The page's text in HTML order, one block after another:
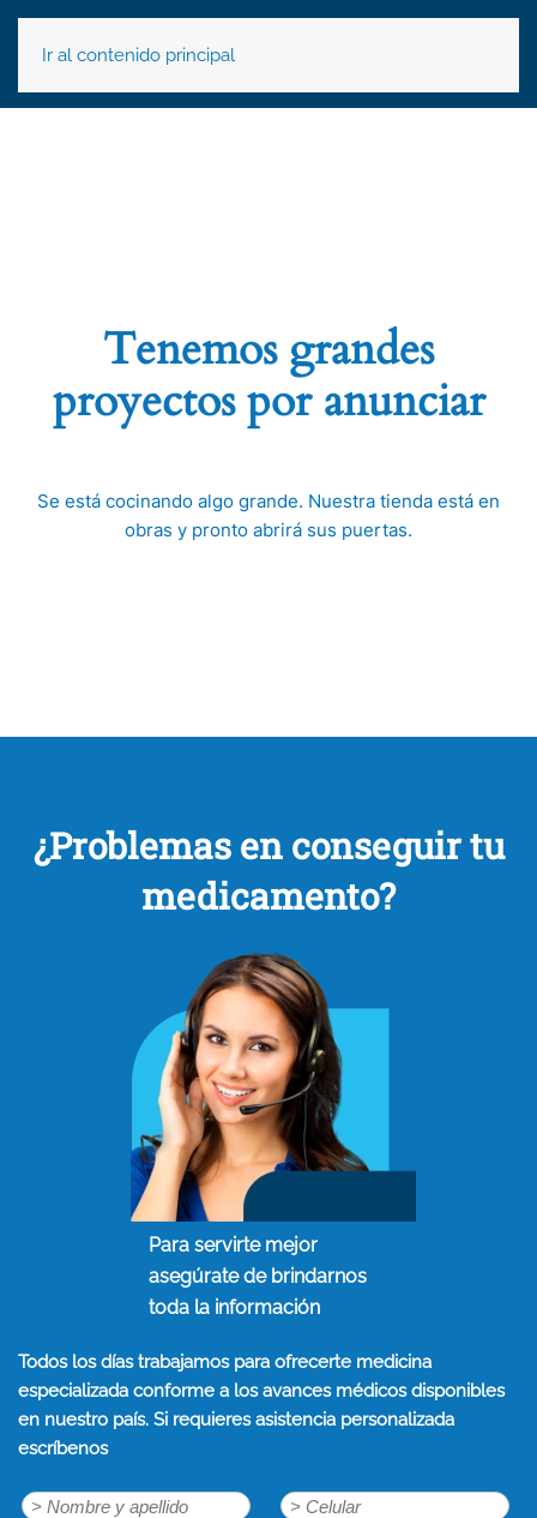
Ir al contenido principal
Tenemos grandes
proyectos por anunciar
Se está cocinando algo grande. Nuestra tienda está en
obras y pronto abrirá sus puertas.
¿Problemas en conseguir tu
medicamento?
Para servirte mejor
asegúrate de brindarnos
toda la información
Todos los días trabajamos para ofrecerte medicina
especializada conforme a los avances médicos disponibles
en nuestro país. Si requieres asistencia personalizada
escríbenos